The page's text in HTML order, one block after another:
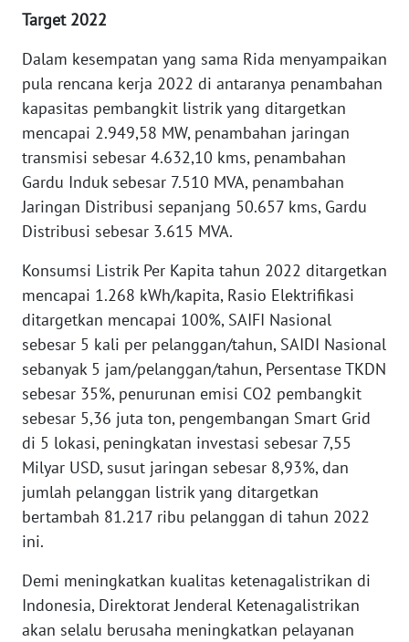
Target 2022
Dalam kesempatan yang sama Rida menyampaikan
pula rencana kerja 2022 di antaranya penambahan
kapasitas pembangkit listrik yang ditargetkan
mencapai 2.949,58 MW, penambahan jaringan
transmisi sebesar 4.632,10 kms, penambahan
Gardu Induk sebesar 7.510 MVA, penambahan
Jaringan Distribusi sepanjang 50.657 kms, Gardu
Distribusi sebesar 3.615 MVA.
Konsumsi Listrik Per Kapita tahun 2022 ditargetkan
mencapai 1.268 kWh/kapita, Rasio Elektrifikasi
ditargetkan mencapai 100%, SAIFI Nasional
sebesar 5 kali per pelanggan/tahun, SAIDI Nasional
sebanyak 5 jam/pelanggan/tahun, Persentase TKDN
sebesar 35%, penurunan emisi CO2 pembangkit
sebesar 5,36 juta ton, pengembangan Smart Grid
di 5 lokasi, peningkatan investasi sebesar 7,55
Milyar USD, susut jaringan sebesar 8,93%, dan
jumlah pelanggan listrik yang ditargetkan
bertambah 81.217 ribu pelanggan di tahun 2022
ini.
Demi meningkatkan kualitas ketenagalistrikan di
Indonesia, Direktorat Jenderal Ketenagalistrikan
akan selalu berusaha meningkatkan pelayanan
WN
TOBA
WN
NIAS
LANGKAT
WN
SELATAN
WN
TANJUNG
LESUNG
WN
SIMALUNGUN
WN
TAPANULI